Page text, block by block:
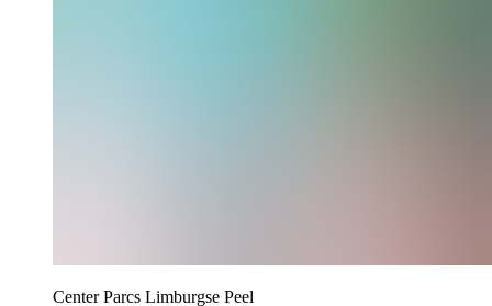
Center Parcs Limburgse Peel